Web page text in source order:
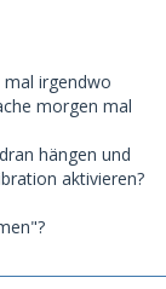
irgendwo
morgen mal
hängen und
aktivieren?